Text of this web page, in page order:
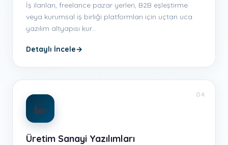
İş ilanları, freelance pazar yerleri, B2B eşleştirme
veya kurumsal iş birliği platformları için uçtan uca
yazılım altyapısı kur…
Detaylı İncele→
04
🏭
Üretim Sanayi Yazılımları